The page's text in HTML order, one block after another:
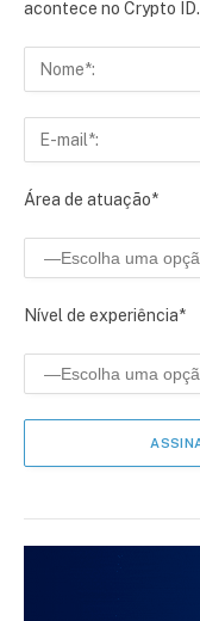
acontece no Crypto ID.
Área de atuação*
Nível de experiência*